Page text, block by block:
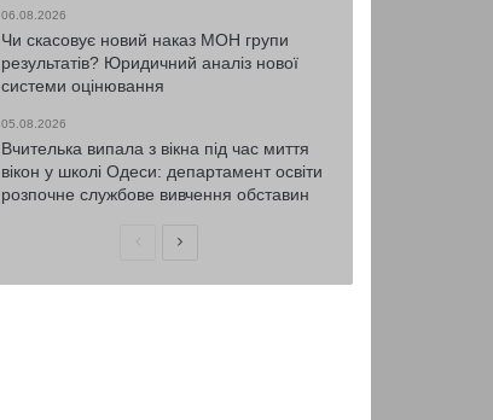
06.08.2026
Чи скасовує новий наказ МОН групи
результатів? Юридичний аналіз нової
системи оцінювання
05.08.2026
Вчителька випала з вікна під час миття
вікон у школі Одеси: департамент освіти
розпочне службове вивчення обставин
ПопередняНаступна